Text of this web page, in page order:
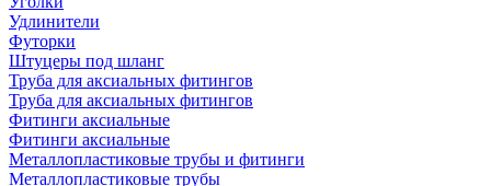
Удлинители
Футорки
Штуцеры под шланг
Труба для аксиальных фитингов
Труба для аксиальных фитингов
Фитинги аксиальные
Фитинги аксиальные
Металлопластиковые трубы и фитинги
Металлопластиковые трубы